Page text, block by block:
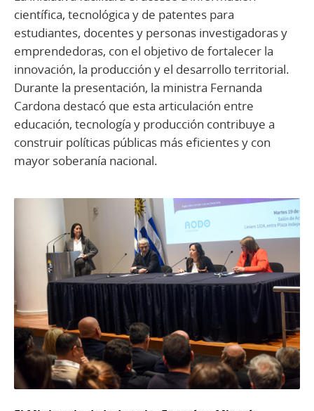
científica, tecnológica y de patentes para
estudiantes, docentes y personas investigadoras y
emprendedoras, con el objetivo de fortalecer la
innovación, la producción y el desarrollo territorial.
Durante la presentación, la ministra Fernanda
Cardona destacó que esta articulación entre
educación, tecnología y producción contribuye a
construir políticas públicas más eficientes y con
mayor soberanía nacional.